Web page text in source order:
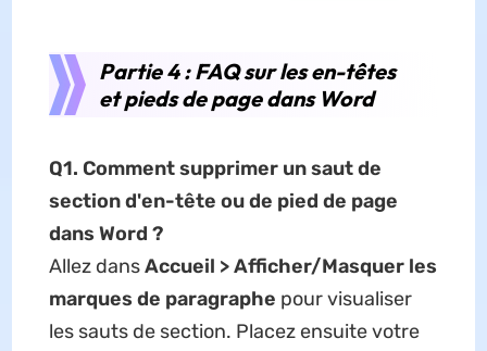
Partie 4 : FAQ sur les en-têtes
et pieds de page dans Word
Q1. Comment supprimer un saut de
section d'en-tête ou de pied de page
dans Word ?
Allez dansAccueil > Afficher/Masquer les
marques de paragraphe pour visualiser
les sauts de section. Placez ensuite votre